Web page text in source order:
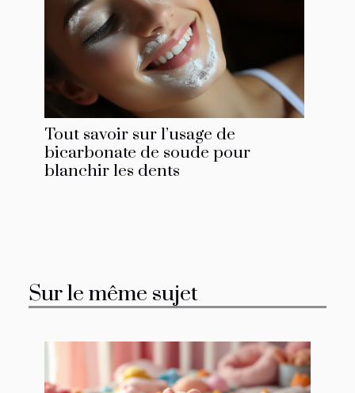
Tout savoir sur l’usage de
bicarbonate de soude pour
blanchir les dents
Sur le même sujet